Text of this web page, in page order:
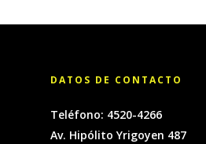
DATOS DE CONTACTO
Teléfono: 4520-4266
Av. Hipólito Yrigoyen 487